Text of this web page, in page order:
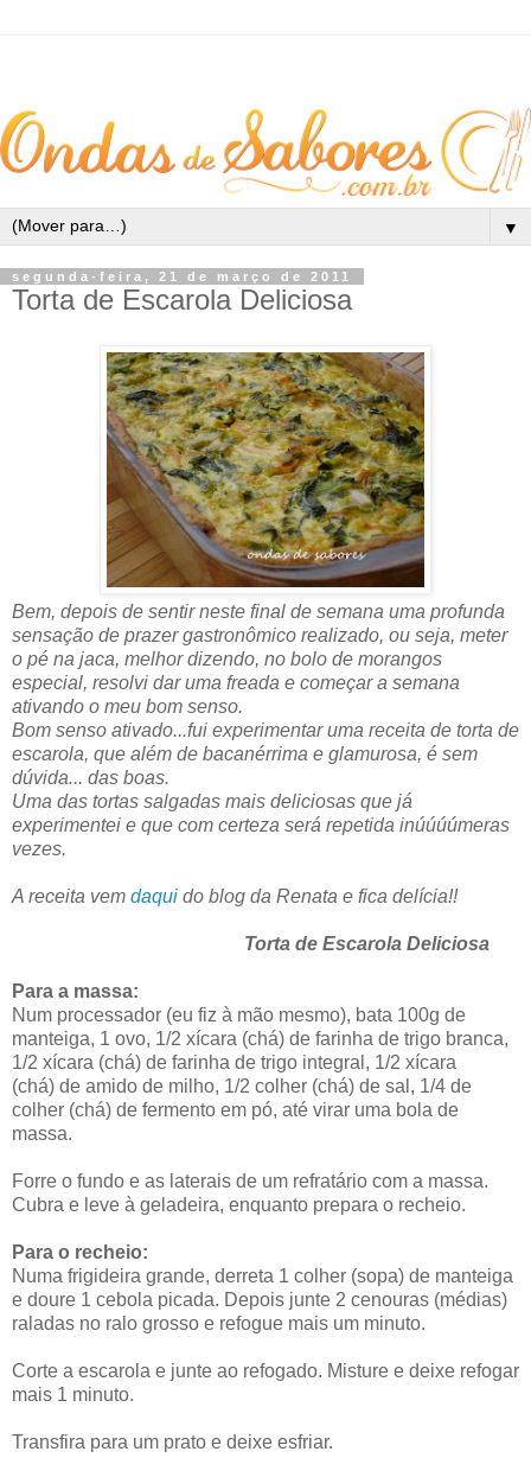
▼
segunda-feira, 21 de março de 2011
Torta de Escarola Deliciosa
Bem, depois de sentir neste final de semana uma profunda
sensação de prazer gastronômico realizado, ou seja, meter
o pé na jaca, melhor dizendo, no bolo de morangos
especial, resolvi dar uma freada e começar a semana
ativando o meu bom senso.
Bom senso ativado...fui experimentar uma receita de torta de
escarola, que além de bacanérrima e glamurosa, é sem
dúvida... das boas.
Uma das tortas salgadas mais deliciosas que já
experimentei e que com certeza será repetida inúúúúmeras
vezes.
A receita vem daqui do blog da Renata e fica delícia!!
Torta de Escarola Deliciosa
Para a massa:
Num processador (eu fiz à mão mesmo), bata 100g de
manteiga, 1 ovo, 1/2 xícara (chá) de farinha de trigo branca,
1/2 xícara (chá) de farinha de trigo integral, 1/2 xícara
(chá) de amido de milho, 1/2 colher (chá) de sal, 1/4 de
colher (chá) de fermento em pó, até virar uma bola de
massa.
Forre o fundo e as laterais de um refratário com a massa.
Cubra e leve à geladeira, enquanto prepara o recheio.
Para o recheio:
Numa frigideira grande, derreta 1 colher (sopa) de manteiga
e doure 1 cebola picada. Depois junte 2 cenouras (médias)
raladas no ralo grosso e refogue mais um minuto.
Corte a escarola e junte ao refogado. Misture e deixe refogar
mais 1 minuto.
Transfira para um prato e deixe esfriar.